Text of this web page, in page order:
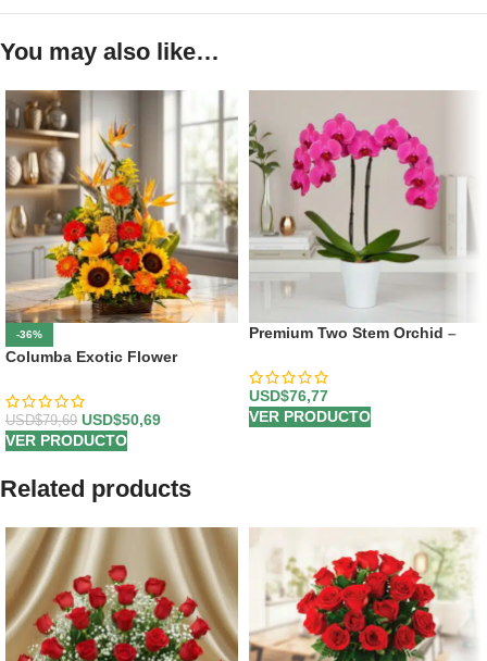
You may also like…
-36%
Columba Exotic Flower
USD$79,69 USD$50,69
VER PRODUCTO
Premium Two Stem Orchid –
USD$76,77
VER PRODUCTO
Related products